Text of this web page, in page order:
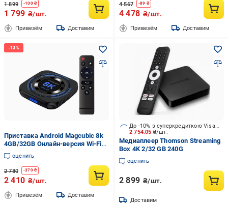
1 899 -100₴
1 799 ₴/шт.
Привезём Доставим
4 567 -89 ₴
4 478 ₴/шт.
Привезём Доставим
Приставка Android Magcubic 8k
4GB/32GB Онлайн-версия Wi-Fi
2.4G/5G (19032)
оценить
2 780 -370₴
2 410 ₴/шт.
Привезём Доставим
2 754.05 ₴/шт.
До -10% з суперкредиткою Visa Вигода
Медиаплеер Thomson Streaming
Box 4K 2/32 GB 240G
оценить
2 899 ₴/шт.
Доставим